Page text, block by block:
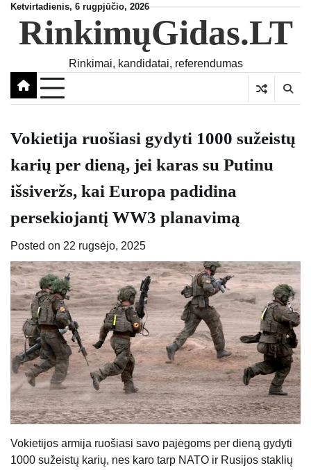
Skip
content
Ketvirtadienis, 6 rugpjūčio, 2026
RinkimųGidas.LT
Rinkimai, kandidatai, referendumas
Vokietija ruošiasi gydyti 1000 sužeistų
karių per dieną, jei karas su Putinu
išsiveržs, kai Europa padidina
persekiojantį WW3 planavimą
Posted on 22 rugsėjo, 2025
Vokietijos armija ruošiasi savo pajėgoms per dieną gydyti
1000 sužeistų karių, nes karo tarp NATO ir Rusijos staklių